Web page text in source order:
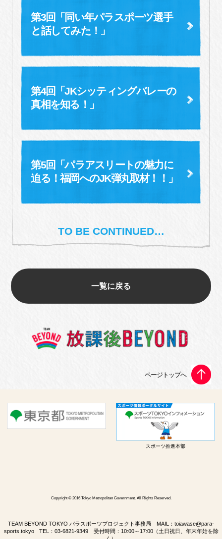
第3回「同い年パラスポーツ選手
と話してみた！」
第4回「JKシッティングバレーの
真相を知る！」
第5回「パラアスリートの魅力に
迫る！福岡へのJK弾丸取材！！」
TO BE CONTINUED…
一覧に戻る
スポーツ推進本部
Copyright © 2016 Tokyo Metropolitan Government. All Rights Reserved.
TEAM BEYOND TOKYO パラスポーツプロジェクト事務局 MAIL： toiawase@para-
sports.tokyoTEL： 03-6821-9349受付時間：10:00～17:00（土日祝日、年末年始を除